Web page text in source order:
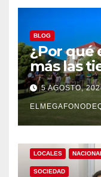
BLOG
¿Por qué
más las
5 AGOSTO,
LOCALES
SOCIEDAD